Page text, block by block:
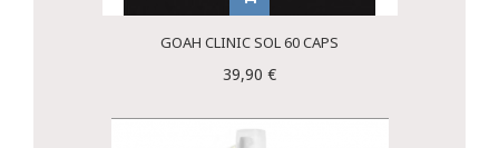
GOAH CLINIC SOL 60 CAPS
39,90 €